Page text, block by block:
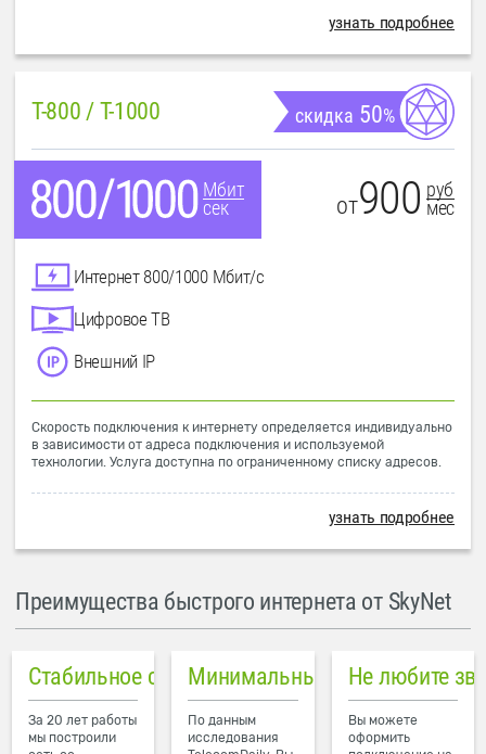
узнать подробнее
T-800 / T-1000 скидка 50%
Мбит
сек
от900 руб
мес
Интернет 800/1000 Мбит/с
Цифровое ТВ
Внешний IP
Скорость подключения к интернету определяется индивидуально
в зависимости от адреса подключения и используемой
технологии. Услуга доступна по ограниченному списку адресов.
узнать подробнее
Преимущества быстрого интернета от SkyNet
Стабильное соединение
За 20 лет работы
мы построили
Минимальный пинг в городе
По данным
исследования
Не любите
Вы можете
оформить